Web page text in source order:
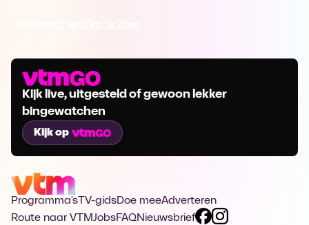
Kijk live, uitgesteld of gewoon lekker
bingewatchen
Kijk op
Programma's TV-gidsDoe meeAdverteren
Route naar VTMJobsFAQNieuwsbrief